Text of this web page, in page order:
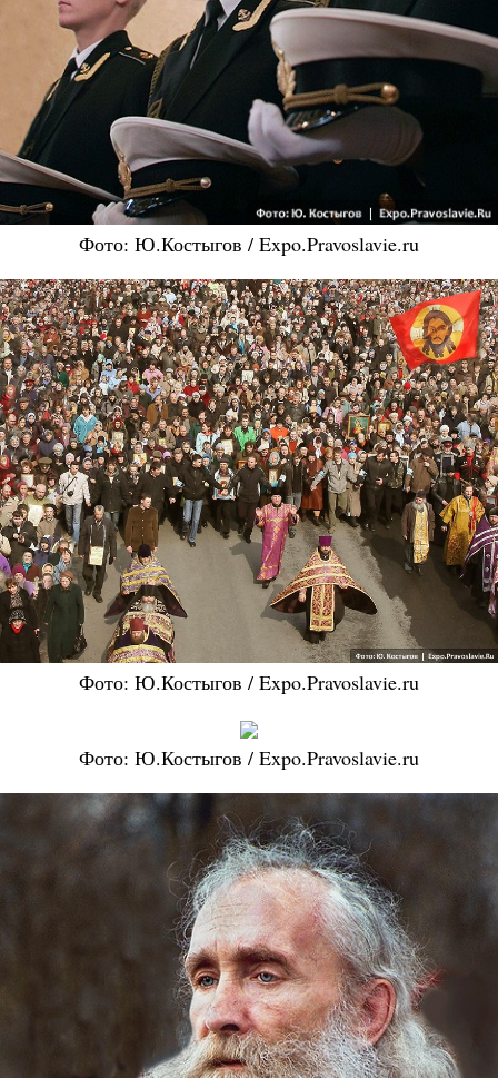
Фото: Ю.Костыгов / Expo.Pravoslavie.ru
Фото: Ю.Костыгов / Expo.Pravoslavie.ru
Фото: Ю.Костыгов / Expo.Pravoslavie.ru